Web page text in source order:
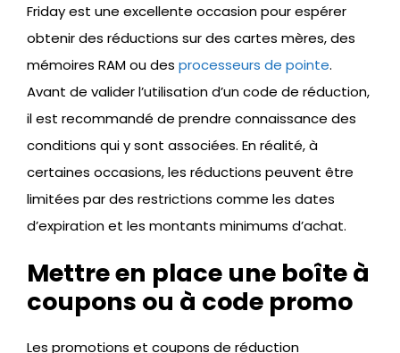
Friday est une excellente occasion pour espérer
obtenir des réductions sur des cartes mères, des
mémoires RAM ou des processeurs de pointe.
Avant de valider l’utilisation d’un code de réduction,
il est recommandé de prendre connaissance des
conditions qui y sont associées. En réalité, à
certaines occasions, les réductions peuvent être
limitées par des restrictions comme les dates
d’expiration et les montants minimums d’achat.
Mettre en place une boîte à
coupons ou à code promo
Les promotions et coupons de réduction